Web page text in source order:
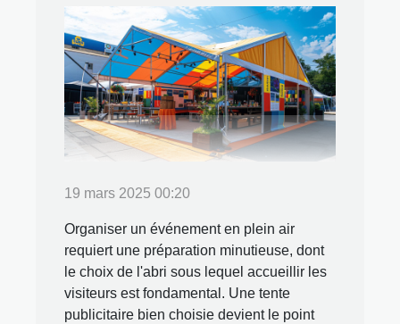
19 mars 2025 00:20
Organiser un événement en plein air
requiert une préparation minutieuse, dont
le choix de l'abri sous lequel accueillir les
visiteurs est fondamental. Une tente
publicitaire bien choisie devient le point